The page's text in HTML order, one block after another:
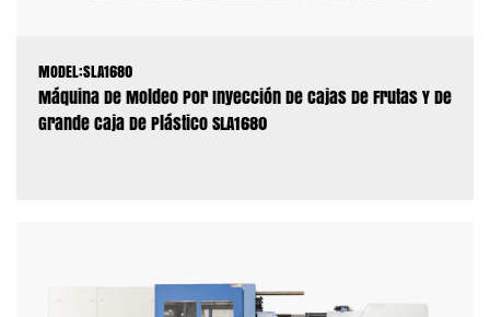
MODEL:SLA1680
Máquina De Moldeo Por Inyección De Cajas De Frutas Y De
Grande Caja De Plástico SLA1680